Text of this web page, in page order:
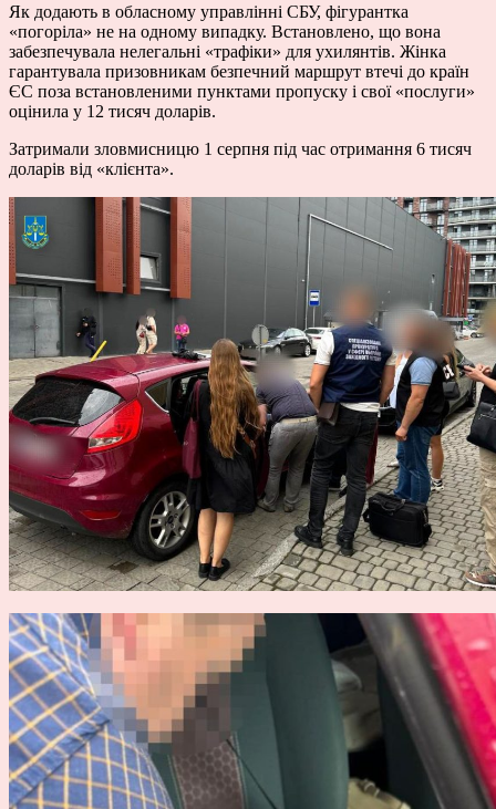
Як додають в обласному управлінні СБУ, фігурантка
«погоріла» не на одному випадку. Встановлено, що вона
забезпечувала нелегальні «трафіки» для ухилянтів. Жінка
гарантувала призовникам безпечний маршрут втечі до країн
ЄС поза встановленими пунктами пропуску і свої «послуги»
оцінила у 12 тисяч доларів.
Затримали зловмисницю 1 серпня під час отримання 6 тисяч
доларів від «клієнта».